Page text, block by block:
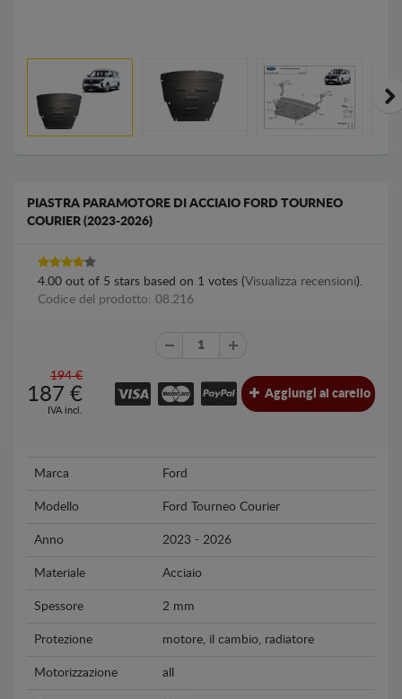
PIASTRA PARAMOTORE DI ACCIAIO FORD TOURNEO
COURIER (2023-2026)
4.00 out of 5 stars based on 1 votes (Visualizza recensioni).
Codice del prodotto: 08.216
194 €
187 €
IVA incl.
Aggiungi al carello
Marca Ford
Modello Ford Tourneo Courier
Anno 2023 - 2026
Materiale Acciaio
Spessore 2 mm
Protezione motore, il cambio, radiatore
Motorizzazione all